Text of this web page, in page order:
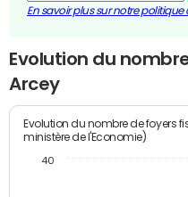
En savoir plus sur notre
Evolution du
Arcey
Evolution du nombre de foyers
ministère de l'Economie)
40